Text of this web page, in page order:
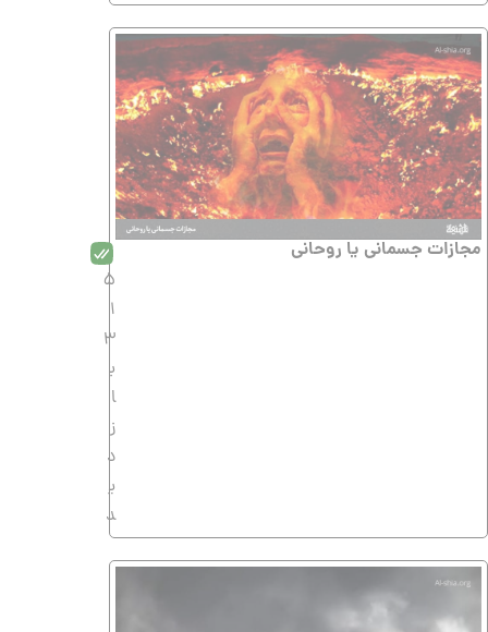
مجازات جسمانى یا روحانى
5
1
3
ب
ا
ز
د
ی
د